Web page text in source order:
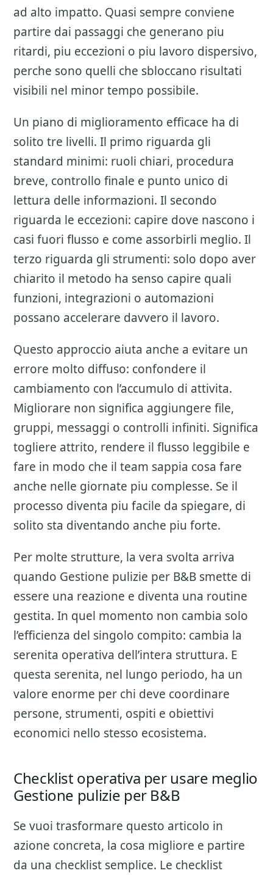
ad alto impatto. Quasi sempre conviene
partire dai passaggi che generano piu
ritardi, piu eccezioni o piu lavoro dispersivo,
perche sono quelli che sbloccano risultati
visibili nel minor tempo possibile.
Un piano di miglioramento efficace ha di
solito tre livelli. Il primo riguarda gli
standard minimi: ruoli chiari, procedura
breve, controllo finale e punto unico di
lettura delle informazioni. Il secondo
riguarda le eccezioni: capire dove nascono i
casi fuori flusso e come assorbirli meglio. Il
terzo riguarda gli strumenti: solo dopo aver
chiarito il metodo ha senso capire quali
funzioni, integrazioni o automazioni
possano accelerare davvero il lavoro.
Questo approccio aiuta anche a evitare un
errore molto diffuso: confondere il
cambiamento con l’accumulo di attivita.
Migliorare non significa aggiungere file,
gruppi, messaggi o controlli infiniti. Significa
togliere attrito, rendere il flusso leggibile e
fare in modo che il team sappia cosa fare
anche nelle giornate piu complesse. Se il
processo diventa piu facile da spiegare, di
solito sta diventando anche piu forte.
Per molte strutture, la vera svolta arriva
quando Gestione pulizie per B&B smette di
essere una reazione e diventa una routine
gestita. In quel momento non cambia solo
l’efficienza del singolo compito: cambia la
serenita operativa dell’intera struttura. E
questa serenita, nel lungo periodo, ha un
valore enorme per chi deve coordinare
persone, strumenti, ospiti e obiettivi
economici nello stesso ecosistema.
Checklist operativa per usare meglio
Gestione pulizie per B&B
Se vuoi trasformare questo articolo in
azione concreta, la cosa migliore e partire
da una checklist semplice. Le checklist